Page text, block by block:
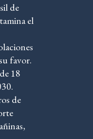
de
el
favor.
18
de